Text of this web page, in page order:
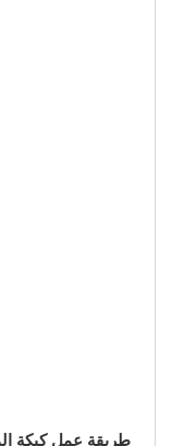
طريقة عمل كيكة